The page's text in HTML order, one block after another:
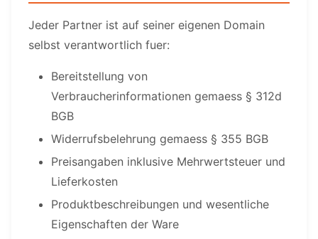
Jeder Partner ist auf seiner eigenen Domain
selbst verantwortlich fuer:
Bereitstellung von
Verbraucherinformationen gemaess § 312d
BGB
Widerrufsbelehrung gemaess § 355 BGB
Preisangaben inklusive Mehrwertsteuer und
Lieferkosten
Produktbeschreibungen und wesentliche
Eigenschaften der Ware